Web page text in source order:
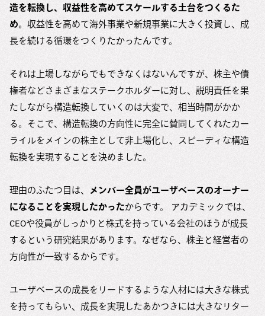
造を転換し、収益性を高めてスケールする土台をつくるた
め。収益性を高めて海外事業や新規事業に大きく投資し、成
長を続ける循環をつくりたかったんです。
それは上場しながらでもできなくはないんですが、株主や債
権者などさまざまなステークホルダーに対し、説明責任を果
たしながら構造転換していくのは大変で、相当時間がかか
る。そこで、構造転換の方向性に完全に賛同してくれたカー
ライルをメインの株主として非上場化し、スピーディな構造
転換を実現することを決めました。
理由のふたつ目は、
メンバー全員がユーザベースのオーナー
になることを実現したかったからです。 アカデミックでは、
CEOや役員がしっかりと株式を持っている会社のほうが成長
するという研究結果があります。なぜなら、株主と経営者の
方向性が一致するからです。
ユーザベースの成長をリードするような人材には大きな株式
を持ってもらい、成長を実現したあかつきには大きなリター